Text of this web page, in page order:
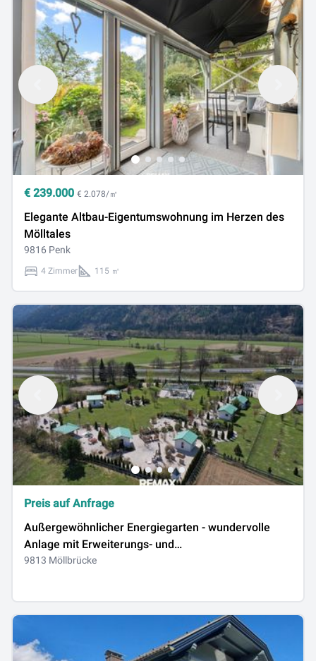
€ 239.000 € 2.078/㎡
Elegante Altbau-Eigentumswohnung im Herzen des
Mölltales
9816 Penk
4 Zimmer 115 ㎡
Preis auf Anfrage
Außergewöhnlicher Energiegarten - wundervolle
Anlage mit Erweiterungs- und
Umwidmungsmöglichkeit in Bauland
9813 Möllbrücke